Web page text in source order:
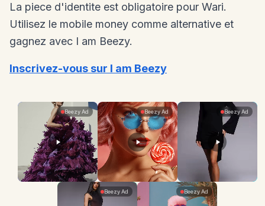
La piece d'identite est obligatoire pour Wari.
Utilisez le mobile money comme alternative et
gagnez avec I am Beezy.
Inscrivez-vous sur I am Beezy